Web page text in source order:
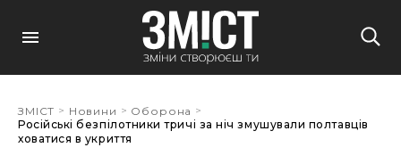
ЗМІСТ > Новини > Оборона >
Російські безпілотники тричі за ніч змушували полтавців
ховатися в укриття